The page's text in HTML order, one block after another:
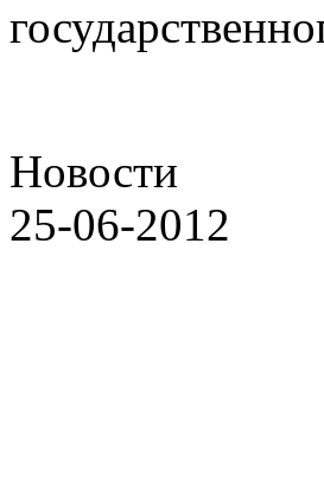
Новости
25-06-2012